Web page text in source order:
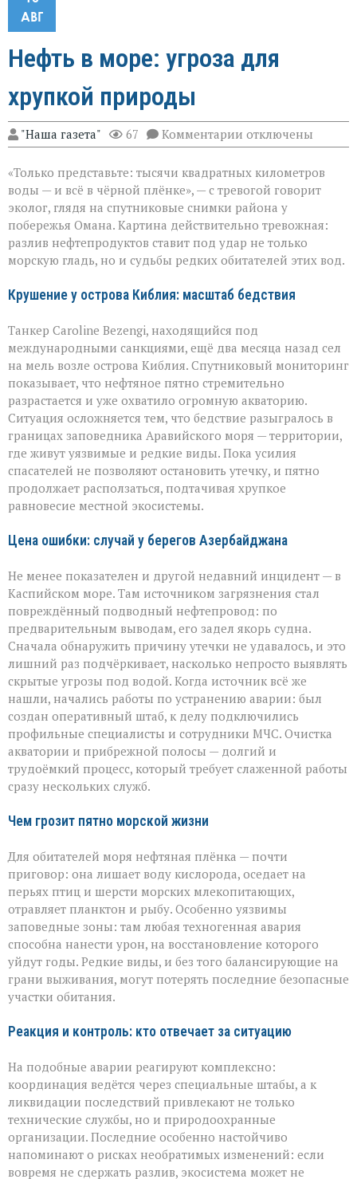
АВГ
Нефть в море: угроза для
хрупкой природы
"Наша газета" 67 Комментарии к
записи
в
море:
угроза
для
хрупкой
природы
отключены
«Только представьте: тысячи квадратных километров
воды — и всё в чёрной плёнке», — с тревогой говорит
эколог, глядя на спутниковые снимки района у
побережья Омана. Картина действительно тревожная:
разлив нефтепродуктов ставит под удар не только
морскую гладь, но и судьбы редких обитателей этих вод.
Крушение у острова Киблия: масштаб бедствия
Танкер Caroline Bezengi, находящийся под
международными санкциями, ещё два месяца назад сел
на мель возле острова Киблия. Спутниковый мониторинг
показывает, что нефтяное пятно стремительно
разрастается и уже охватило огромную акваторию.
Ситуация осложняется тем, что бедствие разыгралось в
границах заповедника Аравийского моря — территории,
где живут уязвимые и редкие виды. Пока усилия
спасателей не позволяют остановить утечку, и пятно
продолжает расползаться, подтачивая хрупкое
равновесие местной экосистемы.
Цена ошибки: случай у берегов Азербайджана
Не менее показателен и другой недавний инцидент — в
Каспийском море. Там источником загрязнения стал
повреждённый подводный нефтепровод: по
предварительным выводам, его задел якорь судна.
Сначала обнаружить причину утечки не удавалось, и это
лишний раз подчёркивает, насколько непросто выявлять
скрытые угрозы под водой. Когда источник всё же
нашли, начались работы по устранению аварии: был
создан оперативный штаб, к делу подключились
профильные специалисты и сотрудники МЧС. Очистка
акватории и прибрежной полосы — долгий и
трудоёмкий процесс, который требует слаженной работы
сразу нескольких служб.
Чем грозит пятно морской жизни
Для обитателей моря нефтяная плёнка — почти
приговор: она лишает воду кислорода, оседает на
перьях птиц и шерсти морских млекопитающих,
отравляет планктон и рыбу. Особенно уязвимы
заповедные зоны: там любая техногенная авария
способна нанести урон, на восстановление которого
уйдут годы. Редкие виды, и без того балансирующие на
грани выживания, могут потерять последние безопасные
участки обитания.
Реакция и контроль: кто отвечает за ситуацию
На подобные аварии реагируют комплексно:
координация ведётся через специальные штабы, а к
ликвидации последствий привлекают не только
технические службы, но и природоохранные
организации. Последние особенно настойчиво
напоминают о рисках необратимых изменений: если
вовремя не сдержать разлив, экосистема может не